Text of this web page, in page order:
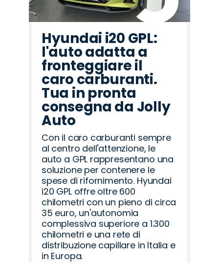
Hyundai i20 GPL:
l'auto adatta a
fronteggiare il
caro carburanti.
Tua in pronta
consegna da Jolly
Auto
Con il caro carburanti sempre
al centro dell'attenzione, le
auto a GPL rappresentano una
soluzione per contenere le
spese di rifornimento. Hyundai
i20 GPL offre oltre 600
chilometri con un pieno di circa
35 euro, un'autonomia
complessiva superiore a 1.300
chilometri e una rete di
distribuzione capillare in Italia e
in Europa.